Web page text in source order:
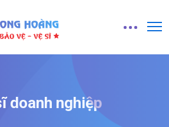
doanh nghiệp